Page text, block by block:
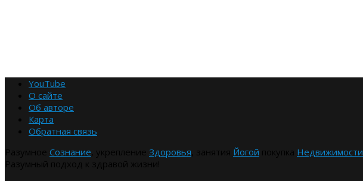
YouTube
О сайте
Об авторе
Карта
Обратная связь
Сознание Здоровья Йогой Недвижимости